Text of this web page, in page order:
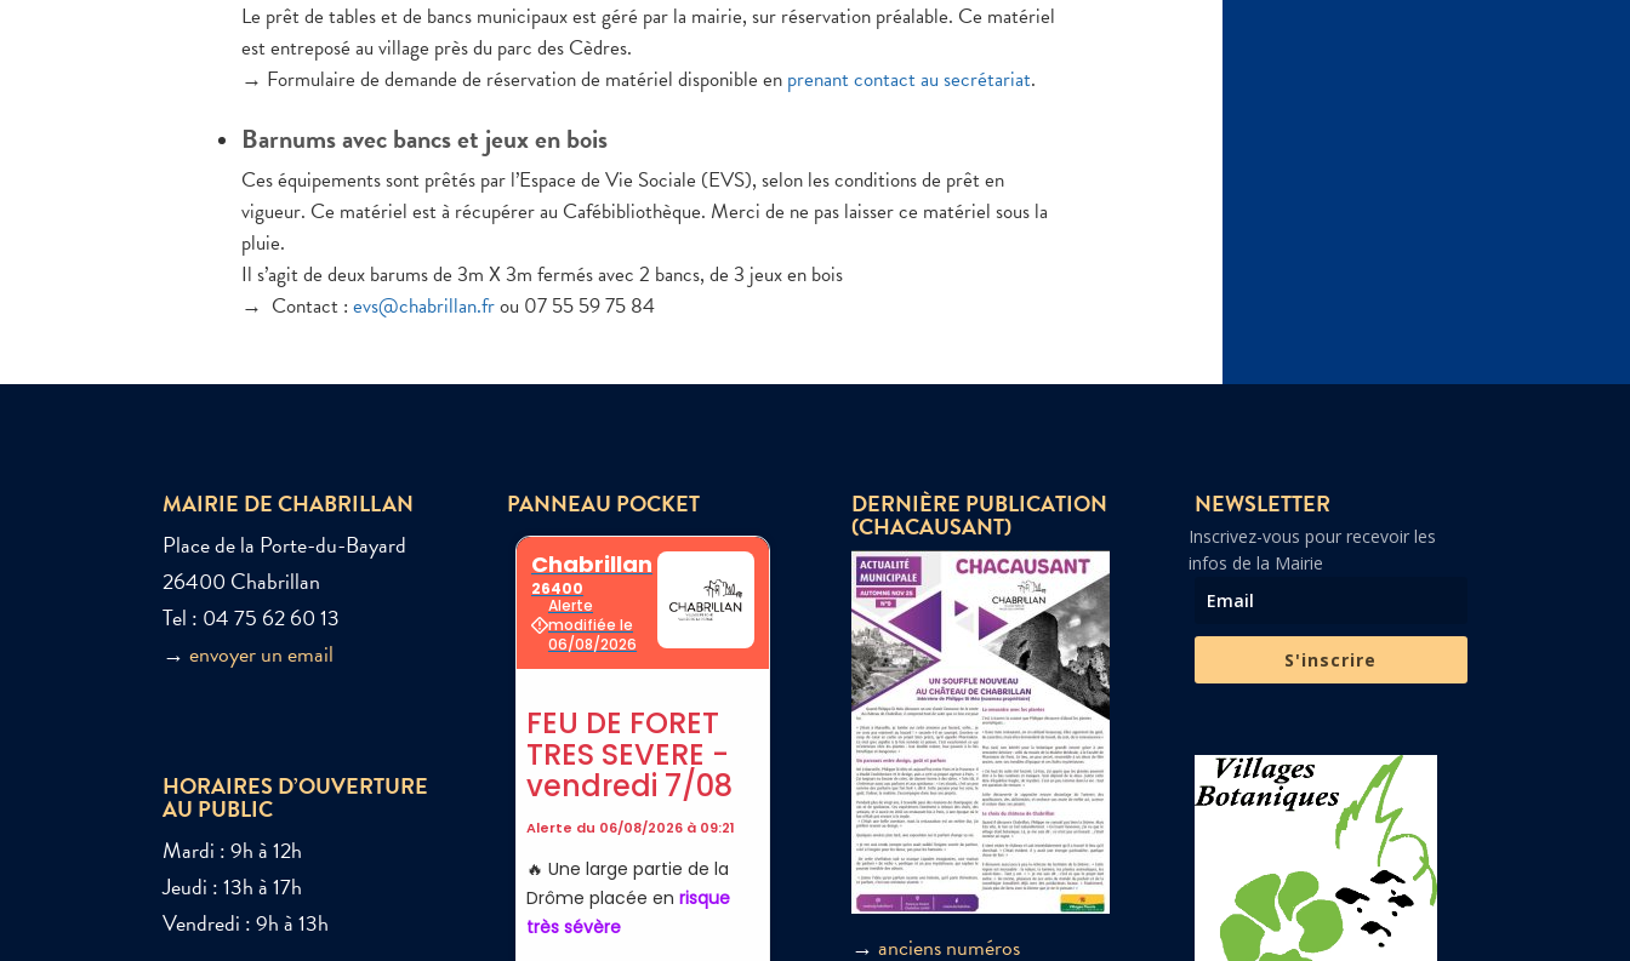
Le prêt de tables et de bancs municipaux est géré par la mairie, sur réservation préalable. Ce matériel
est entreposé au village près du parc des Cèdres.
→ Formulaire de demande de réservation de matériel disponible en prenant contact au secrétariat.
Barnums avec bancs et jeux en bois
Ces équipements sont prêtés par l’Espace de Vie Sociale (EVS), selon les conditions de prêt en
vigueur. Ce matériel est à récupérer au Cafébibliothèque. Merci de ne pas laisser ce matériel sous la
pluie.
Il s’agit de deux barums de 3m X 3m fermés avec 2 bancs, de 3 jeux en bois
→ Contact : evs@chabrillan.frou 07 55 59 75 84
MAIRIE DE CHABRILLAN
Place de la Porte-du-Bayard
26400 Chabrillan
Tel : 04 75 62 60 13
→envoyer un email
HORAIRES D’OUVERTURE
AU PUBLIC
Mardi : 9h à 12h
Jeudi : 13h à 17h
Vendredi : 9h à 13h
PANNEAU POCKET DERNIÈRE PUBLICATION
(CHACAUSANT)
→ anciens numéros
NEWSLETTER
Inscrivez-vous pour recevoir les
infos de la Mairie
S'inscrire